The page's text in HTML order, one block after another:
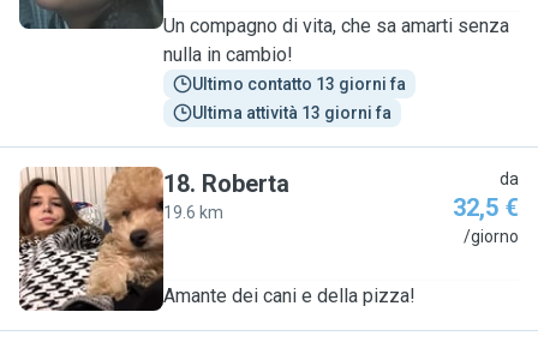
Un compagno di vita, che sa amarti senza
nulla in cambio!
Ultimo contatto 13 giorni fa
Ultima attività 13 giorni fa
R
18. Roberta
19.6 km
da
32,5 €
/giorno
Amante dei cani e della pizza!